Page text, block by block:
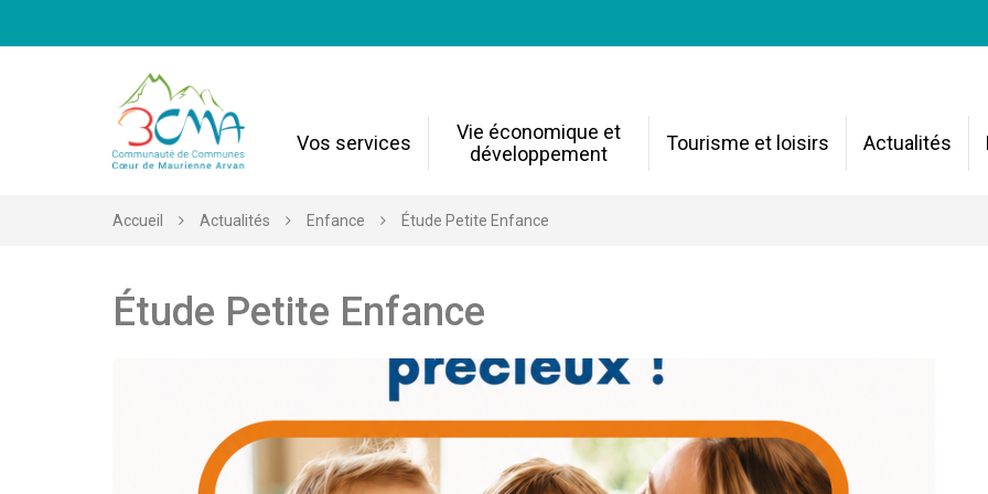
Vos services
Vie économique et
développement
Tourisme et loisirs Actualités
Accueil Actualités Enfance Étude Petite Enfance
Étude Petite Enfance